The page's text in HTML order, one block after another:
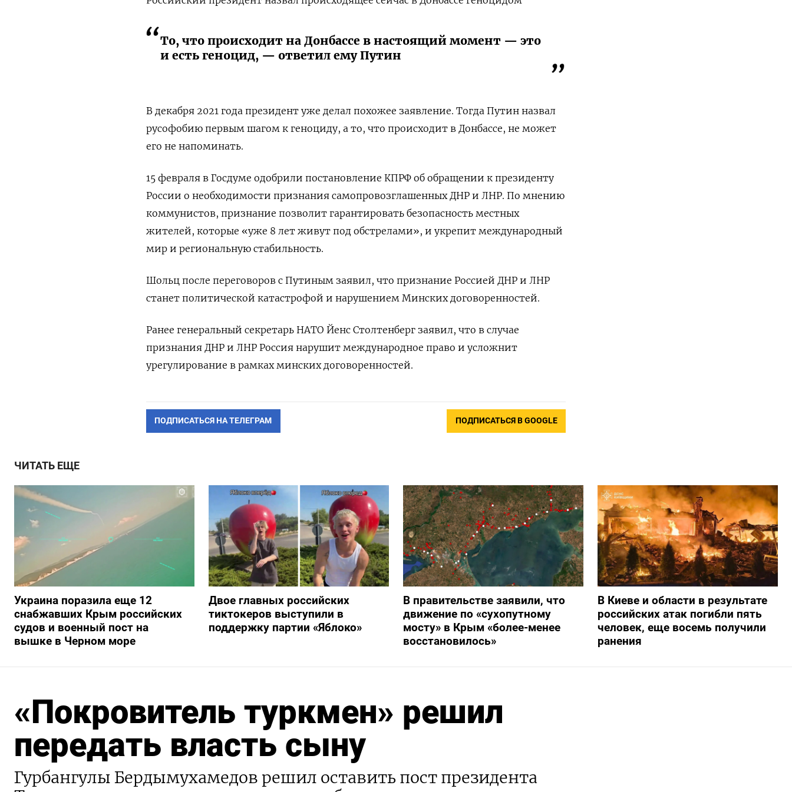
То, что происходит на Донбассе в настоящий момент — это
и есть геноцид, — ответил ему Путин
В декабря 2021 года президент уже делал похожее заявление. Тогда Путин назвал
русофобию первым шагом к геноциду, а то, что происходит в Донбассе, не может
его не напоминать.
15 февраля в Госдуме одобрили постановление КПРФ об обращении к президенту
России о необходимости признания самопровозглашенных ДНР и ЛНР. По мнению
коммунистов, признание позволит гарантировать безопасность местных
жителей, которые «уже 8 лет живут под обстрелами», и укрепит международный
мир и региональную стабильность.
Шольц после переговоров с Путиным заявил, что признание Россией ДНР и ЛНР
станет политической катастрофой и нарушением Минских договоренностей.
Ранее генеральный секретарь НАТО Йенс Столтенберг заявил, что в случае
признания ДНР и ЛНР Россия нарушит международное право и усложнит
урегулирование в рамках минских договоренностей.
ПОДПИСАТЬСЯ НА ТЕЛЕГРАМ ПОДПИСАТЬСЯ В GOOGLE
ЧИТАТЬ ЕЩЕ
Украина поразила еще 12
снабжавших Крым российских
судов и военный пост на
вышке в Черном море
Двое главных российских
тиктокеров выступили в
поддержку партии «Яблоко»
В правительстве заявили, что
движение по «сухопутному
мосту» в Крым «более-менее
восстановилось»
В Киеве и области в результате
российских атак погибли пять
человек, еще восемь получили
ранения
«Покровитель туркмен» решил
передать власть сыну
Гурбангулы Бердымухамедов решил оставить пост президента